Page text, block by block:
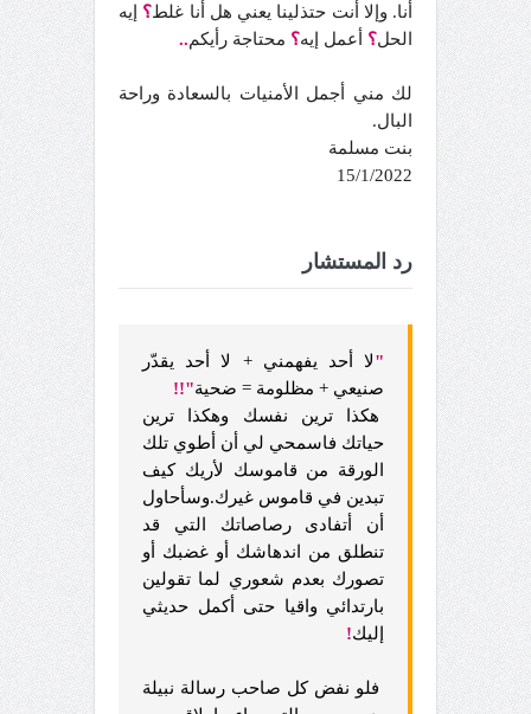
أنا. وإلا أنت حتذلينا يعني هل أنا غلط؟ إيه
الحل؟ أعمل إيه؟ محتاجة رأيكم..
لك مني أجمل الأمنيات بالسعادة وراحة
البال.
بنت مسلمة
15/1/2022
رد المستشار
"لا أحد يفهمني + لا أحد يقدّر
صنيعي + مظلومة = ضحية"!!
هكذا ترين نفسك وهكذا ترين
حياتك فاسمحي لي أن أطوي تلك
الورقة من قاموسك لأريك كيف
تبدين في قاموس غيرك.وسأحاول
أن أتفادى رصاصاتك التي قد
تنطلق من اندهاشك أو غضبك أو
تصورك بعدم شعوري لما تقولين
بارتدائي واقيا حتى أكمل حديثي
إليك!
فلو نفض كل صاحب رسالة نبيلة